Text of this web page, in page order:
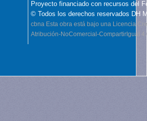
Proyecto financiado con recursos del
© Todos los derechos reservados DH
cbna Esta obra está bajo una Licencia
Atribución-NoComercial-CompartirIgual